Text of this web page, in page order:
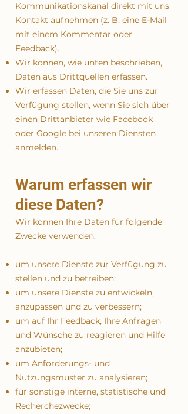
Kommunikationskanal direkt mit uns
Kontakt aufnehmen (z. B. eine E-Mail
mit einem Kommentar oder
Feedback).
Wir können, wie unten beschrieben,
Daten aus Drittquellen erfassen.
Wir erfassen Daten, die Sie uns zur
Verfügung stellen, wenn Sie sich über
einen Drittanbieter wie Facebook
oder Google bei unseren Diensten
anmelden.
Warum erfassen wir
diese Daten?
Wir können Ihre Daten für folgende
Zwecke verwenden:
um unsere Dienste zur Verfügung zu
stellen und zu betreiben;
um unsere Dienste zu entwickeln,
anzupassen und zu verbessern;
um auf Ihr Feedback, Ihre Anfragen
und Wünsche zu reagieren und Hilfe
anzubieten;
um Anforderungs- und
Nutzungsmuster zu analysieren;
für sonstige interne, statistische und
Recherchezwecke;